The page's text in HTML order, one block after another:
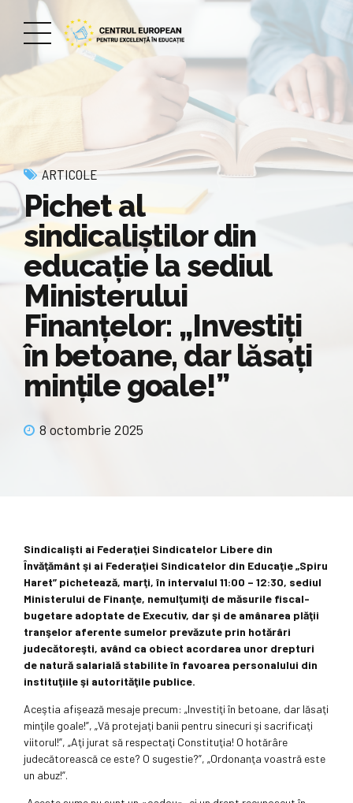
ARTICOLE
Pichet al
sindicaliștilor din
educație la sediul
Ministerului
Finanțelor: „Investiţi
în betoane, dar lăsaţi
minţile goale!”
8 octombrie 2025
Sindicalişti ai Federaţiei Sindicatelor Libere din
Învăţământ şi ai Federaţiei Sindicatelor din Educaţie „Spiru
Haret” pichetează, marţi, în intervalul 11:00 – 12:30, sediul
Ministerului de Finanţe, nemulţumiţi de măsurile fiscal-
bugetare adoptate de Executiv, dar şi de amânarea plăţii
tranşelor aferente sumelor prevăzute prin hotărâri
judecătoreşti, având ca obiect acordarea unor drepturi
de natură salarială stabilite în favoarea personalului din
instituţiile şi autorităţile publice.
Aceştia afişează mesaje precum: „Investiţi în betoane, dar lăsaţi
minţile goale!”, „Vă protejaţi banii pentru sinecuri şi sacrificaţi
viitorul!”, „Aţi jurat să respectaţi Constituţia! O hotărâre
judecătorească ce este? O sugestie?”, „Ordonanţa voastră este
un abuz!”.